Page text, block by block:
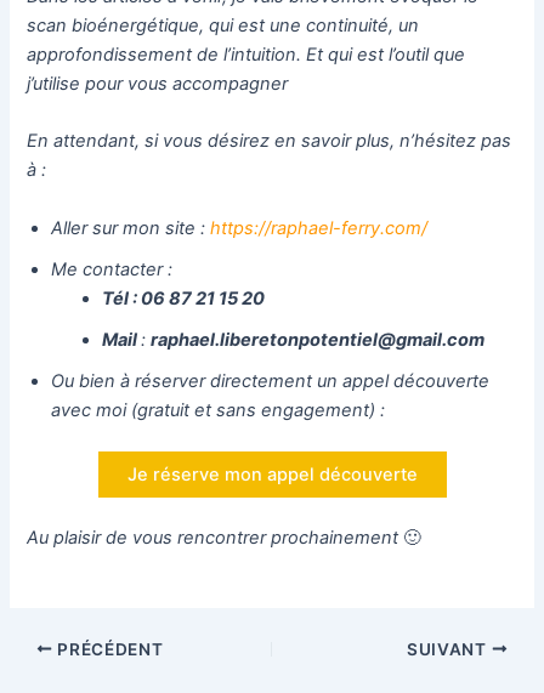
scan bioénergétique, qui est une continuité, un
approfondissement de l’intuition. Et qui est l’outil que
j’utilise pour vous accompagner
En attendant, si vous désirez en savoir plus, n’hésitez pas
à :
Aller sur mon site :https://raphael-ferry.com/
Me contacter :
Tél : 06 87 21 15 20
Mail:raphael.liberetonpotentiel@gmail.com
Ou bien à réserver directement un appel découverte
avec moi (gratuit et sans engagement) :
Je réserve mon appel découverte
Au plaisir de vous rencontrer prochainement 🙂
PRÉCÉDENT SUIVANT